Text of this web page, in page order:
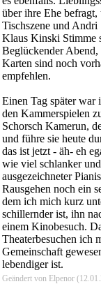
über ihre Ehe
Tischszene und Andri
Klaus Kinski Stimme
Beglückender
Karten sind noch
empfehlen.
Einen Tag später
den Kammerspielen
Schorsch Kamerun,
und führe sie heute
das ist jetzt - äh- eh
wie viel schlanker
ausgezeichneter
Rausgehen noch ein
dem ich mich kurz
schillernder ist, ihn
einem Kinobesuch.
Theaterbesuchen ich
Gemeinschaft
lebendiger ist.
Geändert von Elpenor